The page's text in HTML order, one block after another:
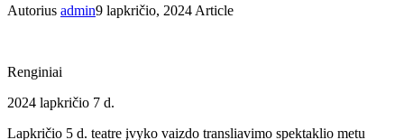
Autorius admin9 lapkričio, 2024 Article
Renginiai
2024 lapkričio 7 d.
Lapkričio 5 d. teatre įvyko vaizdo transliavimo spektaklio metu